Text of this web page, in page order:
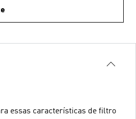
essas características de filtro